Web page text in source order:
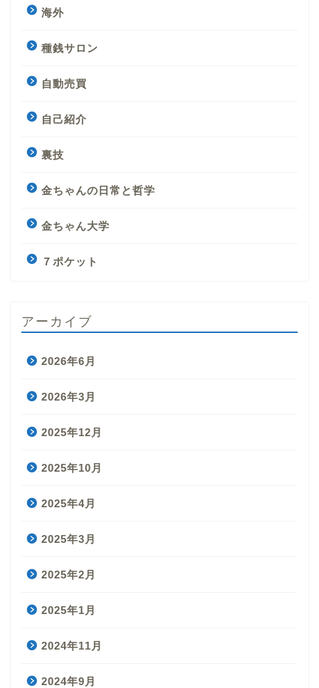
海外
種銭サロン
自動売買
自己紹介
裏技
金ちゃんの日常と哲学
金ちゃん大学
７ポケット
アーカイブ
2026年6月
2026年3月
2025年12月
2025年10月
2025年4月
2025年3月
2025年2月
2025年1月
2024年11月
2024年9月